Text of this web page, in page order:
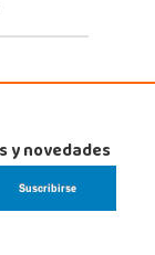
y novedades